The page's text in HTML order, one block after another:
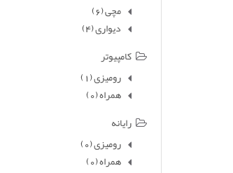
مچی(6)
دیواری(4)
کامپیوتر
رومیزی(1)
همراه(0)
رایانه
رومیزی(0)
همراه(0)